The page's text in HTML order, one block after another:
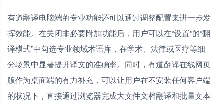
有道翻译电脑端的专业功能还可以通过调整配置来进一步发
挥效能。在关闭非必要附加功能后，用户可以在“设置”的“翻
译模式”中勾选专业领域术语库，在学术、法律或医疗等细
分场景中显著提升译文的准确率。同时，有道翻译在线网页
版作为桌面端的有力补充，可以让用户在不安装任何客户端
的状况下，直接通过浏览器完成大文件文档翻译和批量文本